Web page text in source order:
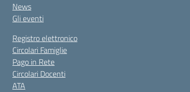
News
Gli eventi
Registro elettronico
Circolari Famiglie
Pago in Rete
Circolari Docenti
ATA